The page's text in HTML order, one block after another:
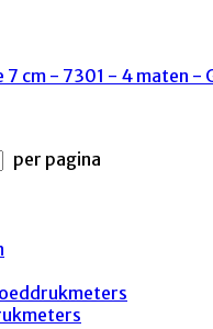
cm - 7301 - 4 maten -
per pagina